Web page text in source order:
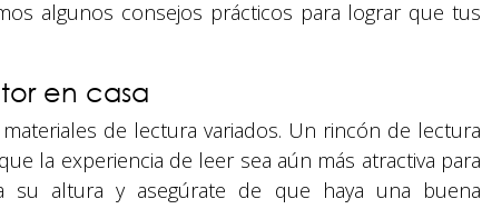
algunos consejos prácticos para lograr que tus
en casa
de lectura variados. Un rincón de lectura
la experiencia de leer sea aún más atractiva para
su altura y asegúrate de que haya una buena